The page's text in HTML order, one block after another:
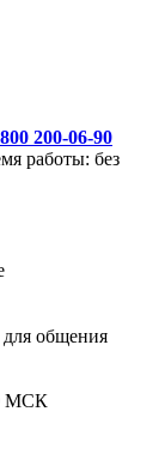
200-06-90
работы: без
для общения
МСК